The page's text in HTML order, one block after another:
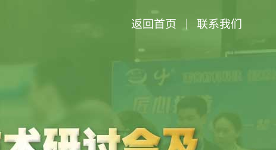
返回首页 | 联系我们